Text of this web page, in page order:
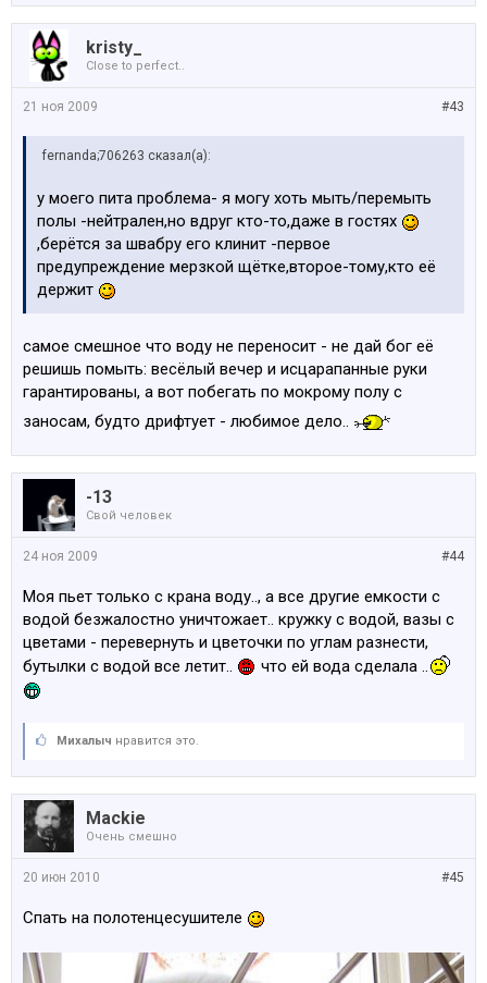
kristy_
Close to perfect..
#43
21 ноя 2009
fernanda;706263 сказал(а):
у моего пита проблема- я могу хоть мыть/перемыть
полы -нейтрален,но вдруг кто-то,даже в гостях
,берётся за швабру его клинит -первое
предупреждение мерзкой щётке,второе-тому,кто её
держит
самое смешное что воду не переносит - не дай бог её
решишь помыть: весёлый вечер и исцарапанные руки
гарантированы, а вот побегать по мокрому полу с
заносам, будто дрифтует - любимое дело..
-13
Свой человек
#44
24 ноя 2009
Моя пьет только с крана воду.., а все другие емкости с
водой безжалостно уничтожает.. кружку с водой, вазы с
цветами - перевернуть и цветочки по углам разнести,
бутылки с водой все летит..
что ей вода сделала ..
Михалыч нравится это.
Mackie
Очень смешно
#45
20 июн 2010
Спать на полотенцесушителе